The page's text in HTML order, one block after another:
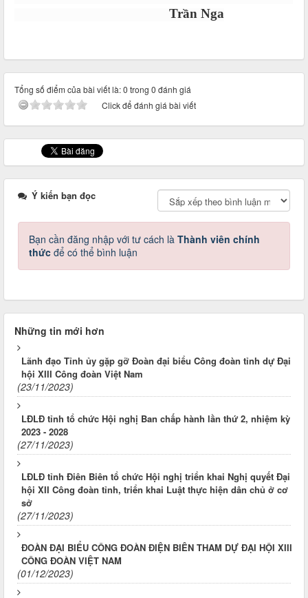
Trần Nga
Tổng số điểm của bài viết là: 0 trong 0 đánh giá
Click để đánh giá bài viết
Ý kiến bạn đọc
Bạn cần đăng nhập với tư cách là Thành viên chính
thức để có thể bình luận
Những tin mới hơn
Lãnh đạo Tỉnh ủy gặp gỡ Đoàn đại biểu Công đoàn tỉnh dự Đại
hội XIII Công đoàn Việt Nam
(23/11/2023)
LĐLĐ tỉnh tổ chức Hội nghị Ban chấp hành lần thứ 2, nhiệm kỳ
2023 - 2028
(27/11/2023)
LĐLĐ tỉnh Điên Biên tổ chức Hội nghị triển khai Nghị quyết Đại
hội XII Công đoàn tỉnh, triển khai Luật thực hiện dân chủ ở cơ
sở
(27/11/2023)
ĐOÀN ĐẠI BIỂU CÔNG ĐOÀN ĐIỆN BIÊN THAM DỰ ĐẠI HỘI XIII
CÔNG ĐOÀN VIỆT NAM
(01/12/2023)